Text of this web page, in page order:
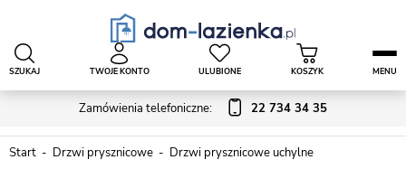
Zamówienia telefoniczne: 22 734 34 35
SZUKAJ TWOJE KONTO ULUBIONE KOSZYK MENU
Start Drzwi prysznicowe Drzwi prysznicowe uchylne